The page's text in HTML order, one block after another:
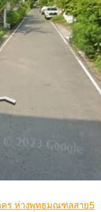
คร ห่างพุทธมณฑลสาย5